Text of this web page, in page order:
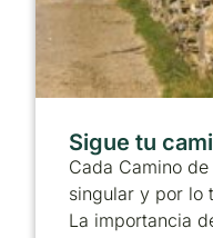
Sigue tu
Cada Camino
singular y por lo
La importancia